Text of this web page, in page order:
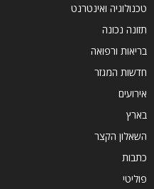
טכנולוגיה ואינטרנט
תזונה נכונה
בריאות ורפואה
חדשות המגזר
אירועים
בארץ
השאלון הקצר
כתבות
פוליטי